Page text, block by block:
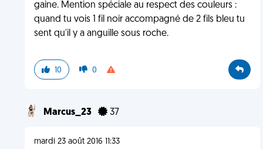
gaine. Mention spéciale au respect des couleurs :
quand tu vois 1 fil noir accompagné de 2 fils bleu tu
sent qu'il y a anguille sous roche.
10 0
Marcus_23 37
mardi 23 août 2016 11:33